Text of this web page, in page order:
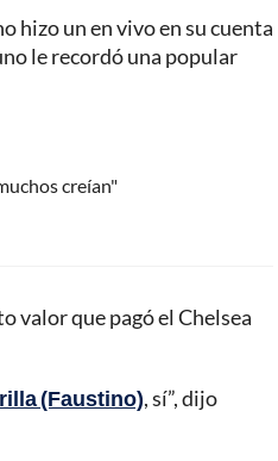
hizo un en vivo en su cuenta
le recordó una popular
creían"
valor que pagó el Chelsea
(Faustino), sí”, dijo